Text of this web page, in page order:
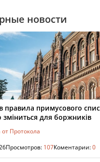
новости
правила примусового
для боржників
Протокола
Просмотров: 107Коментарии:0